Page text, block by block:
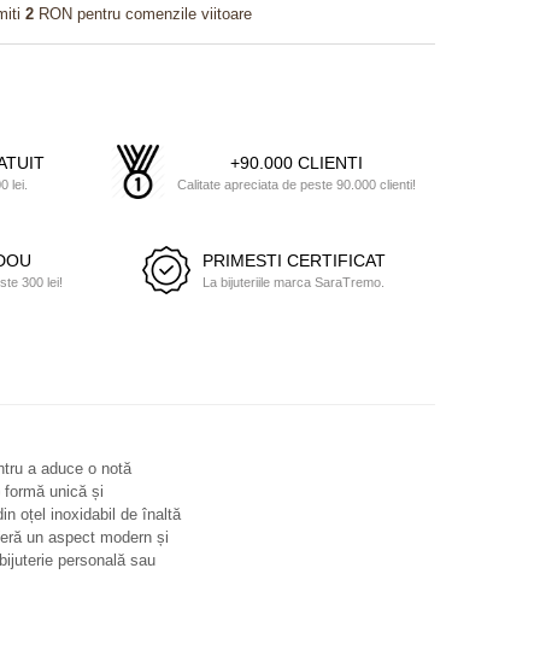
2 RON pentru comenzile viitoare
lei.
+90.000 CLIENTI
Calitate apreciata de peste 90.000 clienti!
300 lei!
PRIMESTI CERTIFICAT
La bijuteriile marca SaraTremo.
a aduce o notă
unică și
oțel inoxidabil de înaltă
un aspect modern și
personală sau